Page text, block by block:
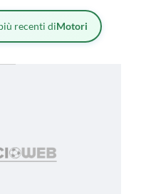
recenti diMotori